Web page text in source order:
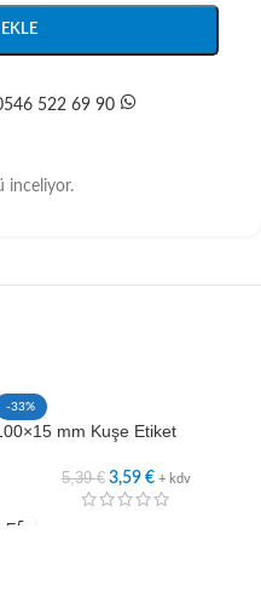
522 69 90
inceliyor.
-33%
mm Kuşe Etiket
5,39€ 3,59 € + kdv